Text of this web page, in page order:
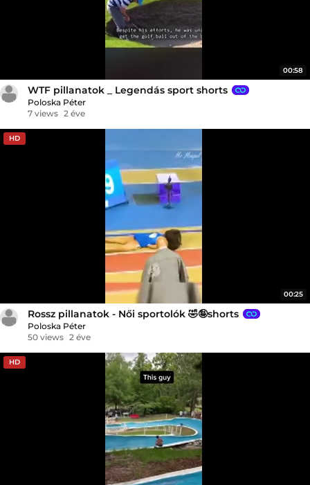
00:58
WTF pillanatok _ Legendás sport shorts
Poloska Péter
7 views 2 éve
HD
00:25
Rossz pillanatok - Női sportolók 🤣🤪shorts
Poloska Péter
50 views 2 éve
HD